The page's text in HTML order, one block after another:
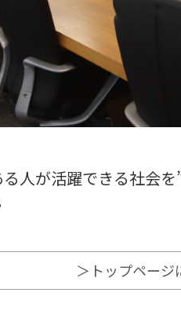
人が活躍できる社会
＞トップページ